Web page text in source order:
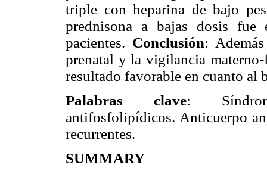
triple con heparina de bajo
prednisona a bajas dosis fue
pacientes. Conclusión:
prenatal y la vigilancia
resultado favorable en cuanto al
Palabras clave:
antifosfolipídicos. Anticuerpo
recurrentes.
SUMMARY